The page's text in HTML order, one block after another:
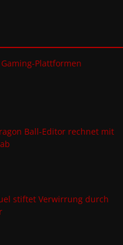
Plattformen
Ball-Editor rechnet mit
stiftet Verwirrung durch